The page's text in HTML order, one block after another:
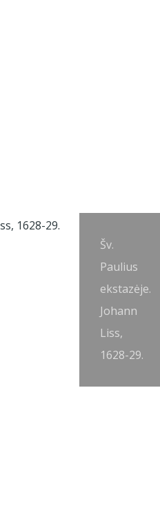
Šv.
Paulius
ekstazėje.
Johann
Liss,
1628-29.